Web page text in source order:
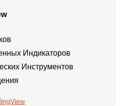
Индикаторов
Инструментов